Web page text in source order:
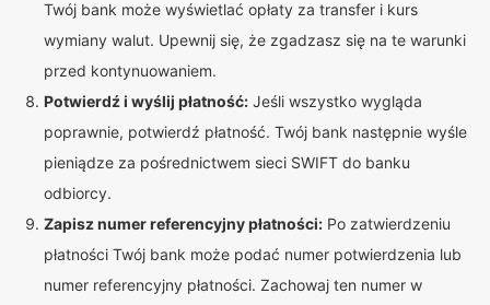
Twój bank może wyświetlać opłaty za transfer i kurs
wymiany walut. Upewnij się, że zgadzasz się na te warunki
przed kontynuowaniem.
Potwierdź i wyślij płatność: Jeśli wszystko wygląda
poprawnie, potwierdź płatność. Twój bank następnie wyśle
pieniądze za pośrednictwem sieci SWIFT do banku
odbiorcy.
Zapisz numer referencyjny płatności: Po zatwierdzeniu
płatności Twój bank może podać numer potwierdzenia lub
numer referencyjny płatności. Zachowaj ten numer w